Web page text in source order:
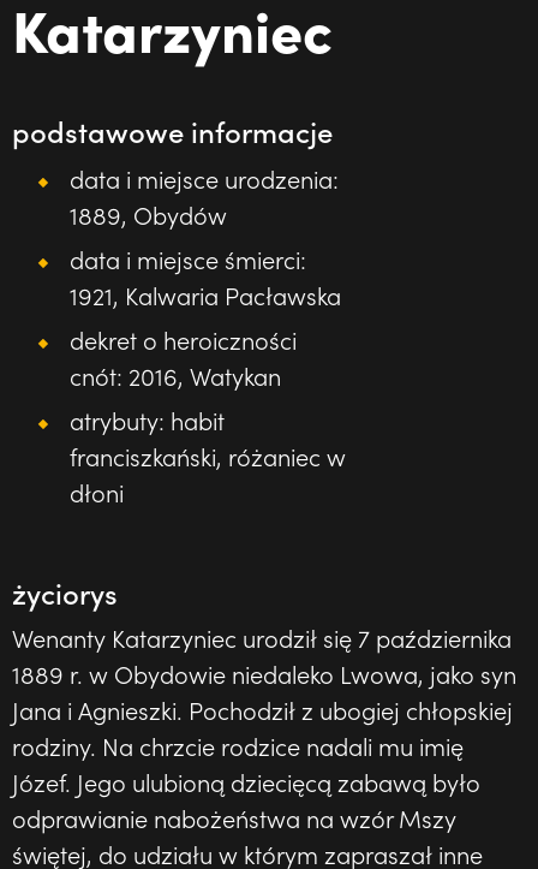
Katarzyniec
podstawowe informacje
data i miejsce urodzenia:
1889, Obydów
data i miejsce śmierci:
1921, Kalwaria Pacławska
dekret o heroiczności
cnót: 2016, Watykan
atrybuty: habit
franciszkański, różaniec w
dłoni
życiorys
Wenanty Katarzyniec urodził się 7 października
1889 r. w Obydowie niedaleko Lwowa, jako syn
Jana i Agnieszki. Pochodził z ubogiej chłopskiej
rodziny. Na chrzcie rodzice nadali mu imię
Józef. Jego ulubioną dziecięcą zabawą było
odprawianie nabożeństwa na wzór Mszy
świętej, do udziału w którym zapraszał inne